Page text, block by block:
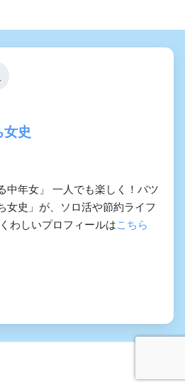
女史
中年女」 一人でも楽しく！バツ
女史」が、ソロ活や節約ライフ
わしいプロフィールはこちら